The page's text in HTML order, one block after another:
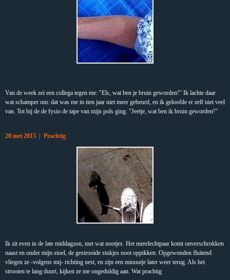
Van de week zei een collega tegen me: "Els, wat ben je bruin geworden!" Ik lachte daar
wat schamper om: dat was me in tien jaar niet meer gebeurd, en ik geloofde er zelf niet veel
van. Tot bij de de fysio de tape van mijn pols ging. "Jeetje, wat ben ik bruin geworden!"
20 mei 2015 | Prachtig
Ik zit even in de late middagzon, met wat nootjes. Het merelechtpaar komt onverschrokken
naast en onder mijn stoel, de gestrooide stukjes noot oppikken. Opgewonden fluitend
vliegen ze -volgens mij- richting nest, en zijn een minuutje later weer terug. Als het
strooien te lang duurt, kijken ze me ongeduldig aan. Wat prachtig